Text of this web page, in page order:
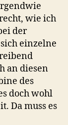
wie ich
der
einzelne
an diesen
des
doch wohl
Da muss es